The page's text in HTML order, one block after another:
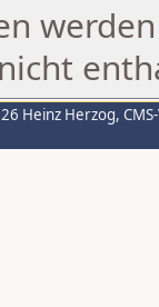
Heinz Herzog,